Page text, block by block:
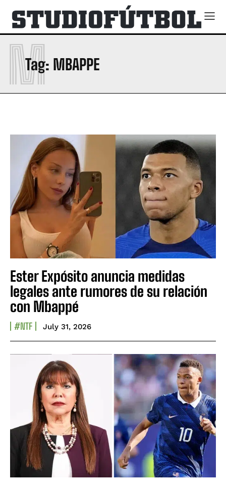
Tag: MBAPPE
M
Ester Expósito anuncia medidas
legales ante rumores de su relación
con Mbappé
#NTF July 31, 2026